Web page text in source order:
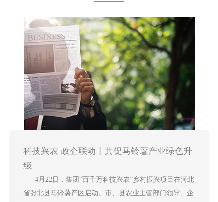
科技兴农 政企联动丨共促马铃薯产业绿色升
级
4月22日，集团“百千万科技兴农”乡村振兴项目在河北
省张北县马铃薯产区启动。市、县农业主管部门领导、企